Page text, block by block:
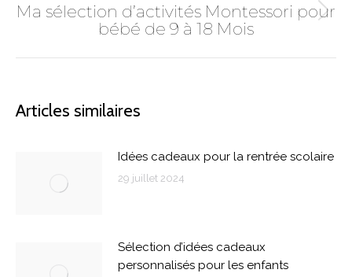
Onglet
suivant
Ma sélection d’activités Montessori pour
bébé de 9 à 18 Mois
Articles similaires
Idées cadeaux pour la rentrée scolaire
29 juillet 2024
Sélection d’idées cadeaux
personnalisés pour les enfants